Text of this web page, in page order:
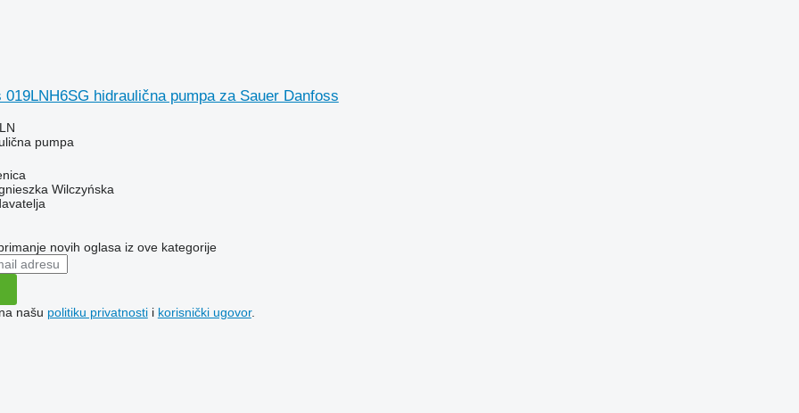
019LNH6SG hidraulična pumpa za Sauer Danfoss
pumpa
Wilczyńska
novih oglasa iz ove kategorije
našu politiku privatnostii korisnički ugovor.